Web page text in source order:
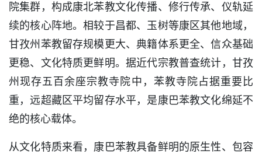
院集群，构成康北苯教文化传播、修行传承、仪轨延
续的核心阵地。相较于昌都、玉树等康区其他地域，
甘孜州苯教留存规模更大、典籍体系更全、信众基础
更稳、文化特质更鲜明。据近代宗教普查统计，甘孜
州现存五百余座宗教寺院中，苯教寺院占据重要比
重，远超藏区平均留存水平，是康巴苯教文化绵延不
绝的核心载体。
从文化特质来看，康巴苯教具备鲜明的原生性、包容